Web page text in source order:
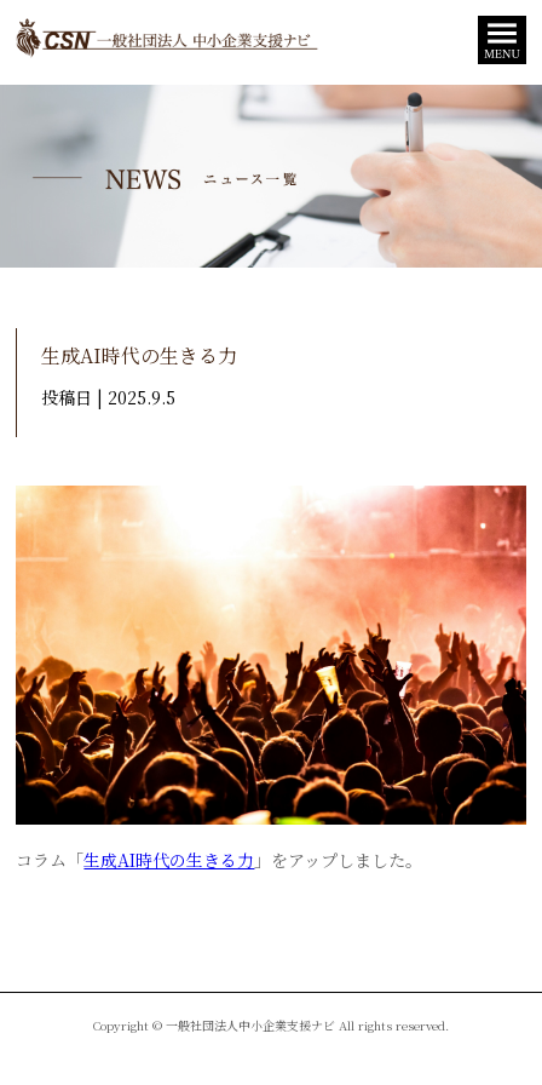
生成AI時代の生きる力
投稿日 | 2025.9.5
コラム「生成AI時代の生きる力 」をアップしました。
Copyright © 一般社団法人中小企業支援ナビ All rights reserved.